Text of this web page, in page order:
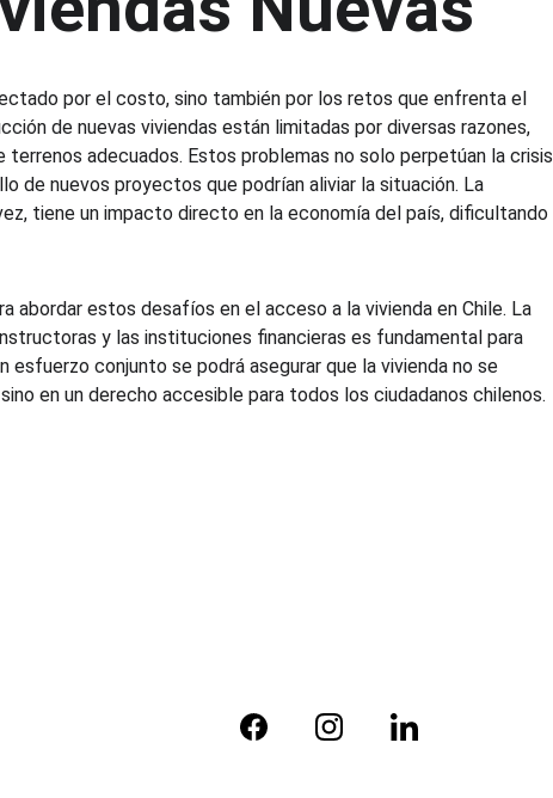
por el costo, sino también por los retos que enfrenta el
de nuevas viviendas están limitadas por diversas razones,
adecuados. Estos problemas no solo perpetúan la crisis
de nuevos proyectos que podrían aliviar la situación. La
tiene un impacto directo en la economía del país, dificultando
abordar estos desafíos en el acceso a la vivienda en Chile. La
y las instituciones financieras es fundamental para
conjunto se podrá asegurar que la vivienda no se
en un derecho accesible para todos los ciudadanos chilenos.